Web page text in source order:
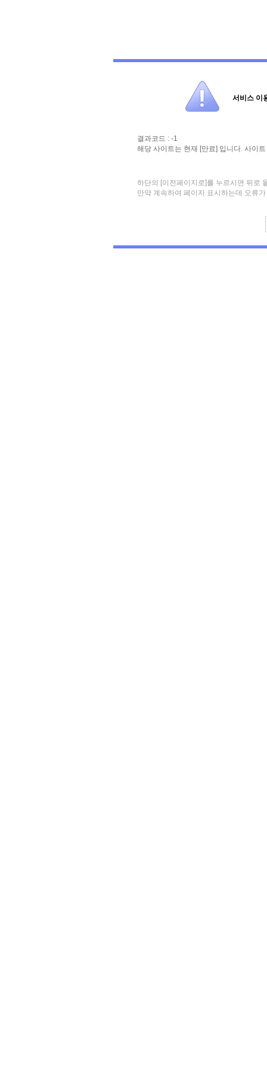
서비스 이
결과코드 : -1
해당 사이트는 현재 [만료] 입니다. 사이
하단의 [이전페이지로]를 누르시면 뒤로
만약 계속하여 페이지 표시하는데 오류